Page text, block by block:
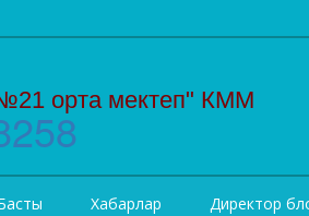
орта мектеп" КММ
Хабарлар Директор